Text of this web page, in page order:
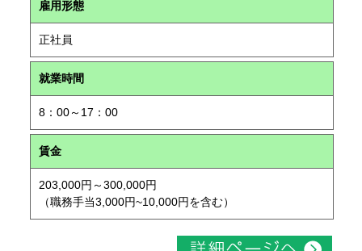
雇用形態
正社員
就業時間
8：00～17：00
賃金
203,000円～300,000円
（職務手当3,000円~10,000円を含む）